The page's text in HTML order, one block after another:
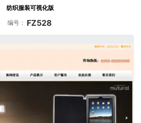
纺织服装可视化版
编号： FZ528